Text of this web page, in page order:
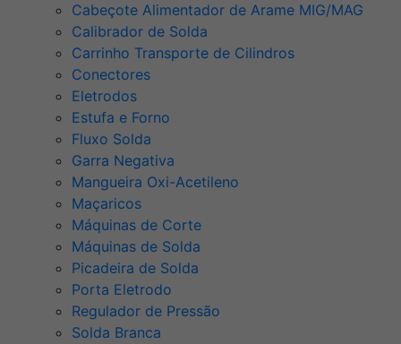
Cabeçote Alimentador de Arame MIG/MAG
Calibrador de Solda
Carrinho Transporte de Cilindros
Conectores
Eletrodos
Estufa e Forno
Fluxo Solda
Garra Negativa
Mangueira Oxi-Acetileno
Maçaricos
Máquinas de Corte
Máquinas de Solda
Picadeira de Solda
Porta Eletrodo
Regulador de Pressão
Solda Branca